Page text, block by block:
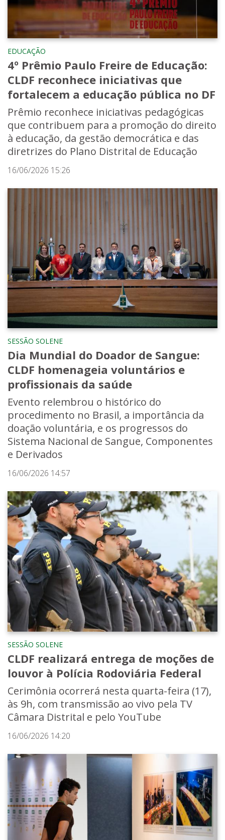
EDUCAÇÃO
4º Prêmio Paulo Freire de Educação:
CLDF reconhece iniciativas que
fortalecem a educação pública no DF
Prêmio reconhece iniciativas pedagógicas
que contribuem para a promoção do direito
à educação, da gestão democrática e das
diretrizes do Plano Distrital de Educação
16/06/2026 15:26
SESSÃO SOLENE
Dia Mundial do Doador de Sangue:
CLDF homenageia voluntários e
profissionais da saúde
Evento relembrou o histórico do
procedimento no Brasil, a importância da
doação voluntária, e os progressos do
Sistema Nacional de Sangue, Componentes
e Derivados
16/06/2026 14:57
SESSÃO SOLENE
CLDF realizará entrega de moções de
louvor à Polícia Rodoviária Federal
Cerimônia ocorrerá nesta quarta-feira (17),
às 9h, com transmissão ao vivo pela TV
Câmara Distrital e pelo YouTube
16/06/2026 14:20